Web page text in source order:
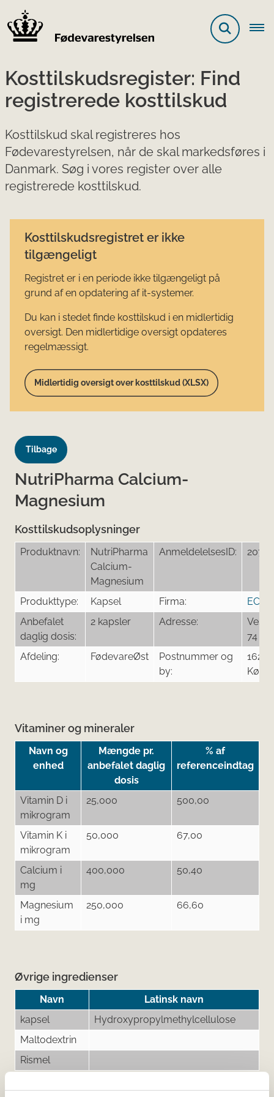
Kosttilskudsregister: Find
registrerede kosttilskud
Kosttilskud skal registreres hos
Fødevarestyrelsen, når de skal markedsføres i
Danmark. Søg i vores register over alle
registrerede kosttilskud.
Kosttilskudsregistret er ikke
tilgængeligt
Registret er i en periode ikke tilgængeligt på
grund af en opdatering af it-systemer.
Du kan i stedet finde kosttilskud i en midlertidig
oversigt. Den midlertidige oversigt opdateres
regelmæssigt.
Midlertidig oversigt over kosttilskud (XLSX)
Tilbage
NutriPharma Calcium-
Magnesium
Kosttilskudsoplysninger
Produktnavn:
NutriPharma
Calcium-
Magnesium
AnmeldelelsesID:
Produkttype: Kapsel Firma:
Anbefalet
daglig dosis:
2 kapsler Adresse:
74
Afdeling:
FødevareØst
Postnummer og
by:
1620
Vitaminer og mineraler
Navn og
enhed
Mængde pr.
anbefalet daglig
dosis
% af
referenceindtag
Vitamin D i
mikrogram
25,000 500,00
Vitamin K i
mikrogram
50,000 67,00
Calcium i
mg
400,000 50,40
Magnesium
i mg
250,000 66,60
Øvrige ingredienser
Navn
Latinsk navn
kapsel
Hydroxypropylmethylcellulose
Maltodextrin
Rismel